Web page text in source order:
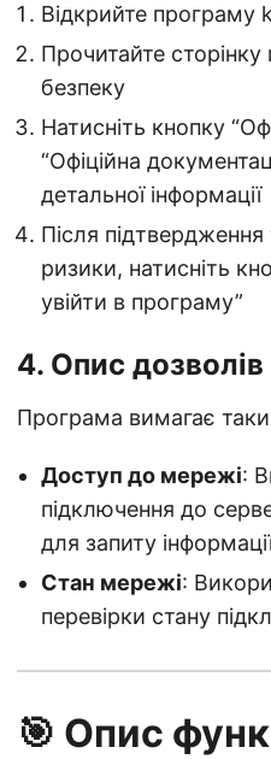
Відкрийте програму
Прочитайте
безпеку
Натисніть кнопку
“Офіційна
детальної інформації
Після
ризики, натисніть
увійти в програму”
4. Опис дозволів
Програма вимагає
Доступ до мережі:
підключення до
для запиту
Стан мережі:
перевірки стану
🎯 Опис